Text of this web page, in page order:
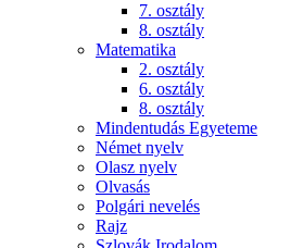
7. osztály
8. osztály
Matematika
2. osztály
6. osztály
8. osztály
Mindentudás Egyeteme
Német nyelv
Olasz nyelv
Olvasás
Polgári nevelés
Rajz